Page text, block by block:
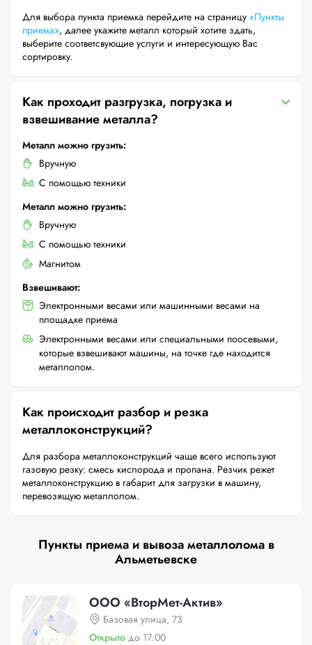
Для выбора пункта приемка перейдите на страницу «Пункты
приема», далее укажите металл который хотите здать,
выберите соответсвующие услуги и интересующую Вас
сортировку.
Как проходит разгрузка, погрузка и
взвешивание металла?
Металл можно грузить:
Вручную
С помощью техники
Металл можно грузить:
Вручную
С помощью техники
Магнитом
Взвешивают:
Электронными весами или машинными весами на
площадке приема
Электронными весами или специальными поосевыми,
которые взвешивают машины, на точке где находится
металлолом.
Как происходит разбор и резка
металлоконструкций?
Для разбора металлоконструкций чаще всего используют
газовую резку: смесь кислорода и пропана. Резчик режет
металлоконструкцию в габарит для загрузки в машину,
перевозящую металлолом.
Пункты приема и вывоза металлолома в
Альметьевске
ООО «ВторМет-Актив»
Базовая улица, 73
Открыто до 17:00